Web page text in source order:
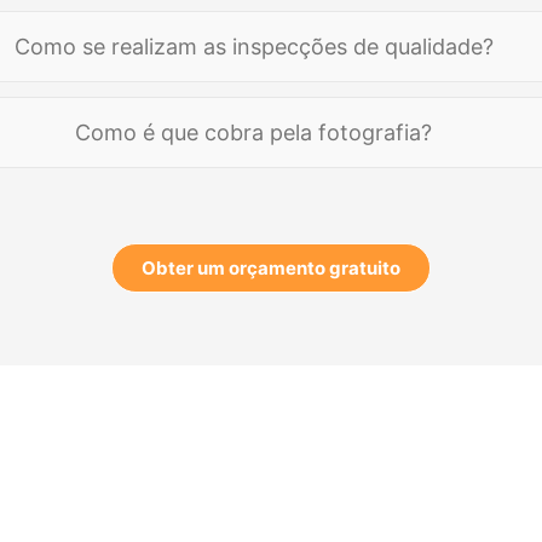
$500
detalhes do fornecedor
inspecções de fábrica no local
Como se realizam as inspecções de qualidade?
inspecções de qualidade gratuitas
Como é que cobra pela fotografia?
Obter um orçamento gratuito